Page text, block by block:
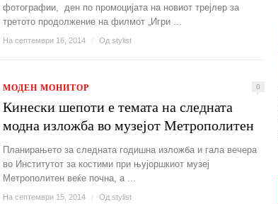
фотографии, ден по промоцијата на новиот трејлер за
третото продолжение на филмот „Игри ...
На септември 16, 2014 / Од stylist
МОДЕН МОНИТОР 0
Кинески шепоти е темата на следната
модна изложба во музејот Метрополитен
Планирањето за следната годишна изложба и гала вечера
во Институтот за костими при њујоршкиот музеј
Метрополитен веќе почна, а ...
На септември 15, 2014 / Од stylist